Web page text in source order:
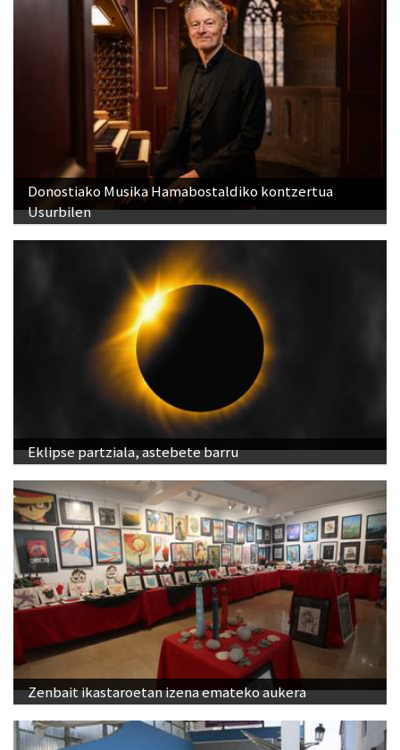
Donostiako Musika Hamabostaldiko kontzertua
Usurbilen
Eklipse partziala, astebete barru
Zenbait ikastaroetan izena emateko aukera